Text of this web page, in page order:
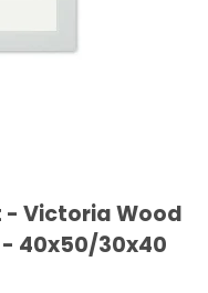
Victoria Wood
- 40x50/30x40